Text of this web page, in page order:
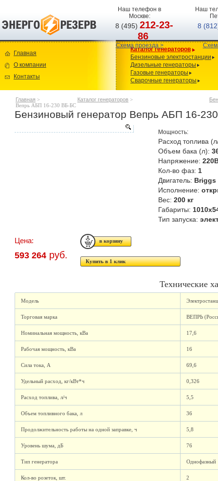
Наш телефон в
Москве:
8 (495)212-23-
86
Схема проезда >
Наш
8
Главная
О компании
Контакты
Каталог генераторов
Бензиновые электростанции
Дизельные генераторы
Газовые генераторы
Сварочные генераторы
Главная > Каталог генераторов >
Вепрь АБП 16-230 ВБ-БС
Бензиновый генератор Вепрь АБП 16-
Мощность:
Расход топлива
Объем бака (л):
Напряжение:
Кол-во фаз: 1
Двигатель: Briggs
Исполнение:
Вес: 200 кг
Габариты:
Тип запуска:
Цена:
593 264 руб.
Купить в 1 клик
Технические
Модель
Торговая марка ВЕПРЬ
Номинальная мощность, кВа 17,6
Рабочая мощность, кВа 16
Сила тока, А 69,6
Удельный расход, кг/кВт*ч 0,326
Расход топлива, л/ч 5,5
Объем топливного бака, л 36
Продолжительность работы на одной заправке, ч 5,8
Уровень шума, дБ 76
Тип генератора Однофазный
Кол-во розеток, шт. 2